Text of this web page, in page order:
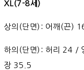
XL(7-8세)
상의(단면): 어깨(끈)
하의(단면): 허리 24 /
장 35.5